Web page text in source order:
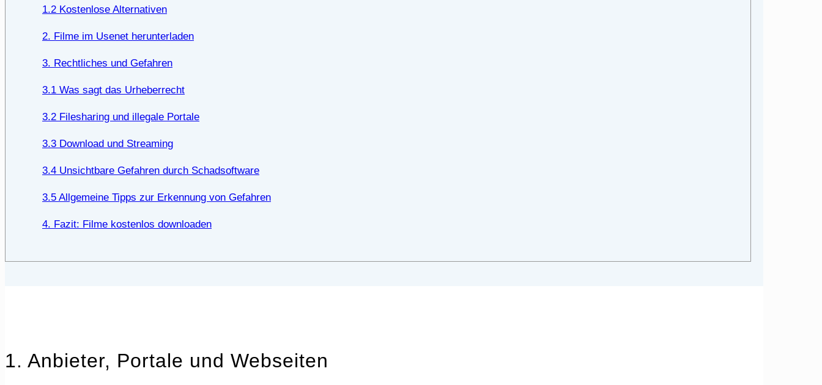
1.2 Kostenlose Alternativen
2. Filme im Usenet herunterladen
3. Rechtliches und Gefahren
3.1 Was sagt das Urheberrecht
3.2 Filesharing und illegale Portale
3.3 Download und Streaming
3.4 Unsichtbare Gefahren durch Schadsoftware
3.5 Allgemeine Tipps zur Erkennung von Gefahren
4. Fazit: Filme kostenlos downloaden
1. Anbieter, Portale und Webseiten